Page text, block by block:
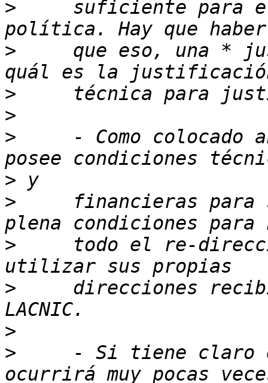
>
suficiente para
>
que eso, una *
>
>
>
- Como colocado
>
>
financieras para
>
todo el re-
>
direcciones
>
>
- Si tiene claro